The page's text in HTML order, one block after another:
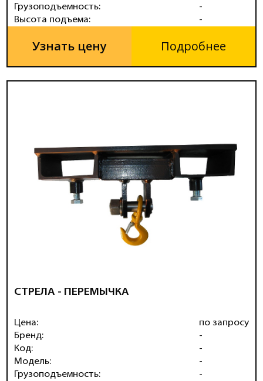
Грузоподъемность:
Высота подъема:
-
-
Узнать цену Подробнее
СТРЕЛА - ПЕРЕМЫЧКА
Цена:
Бренд:
Код:
Модель:
Грузоподъемность:
по запросу
-
-
-
-